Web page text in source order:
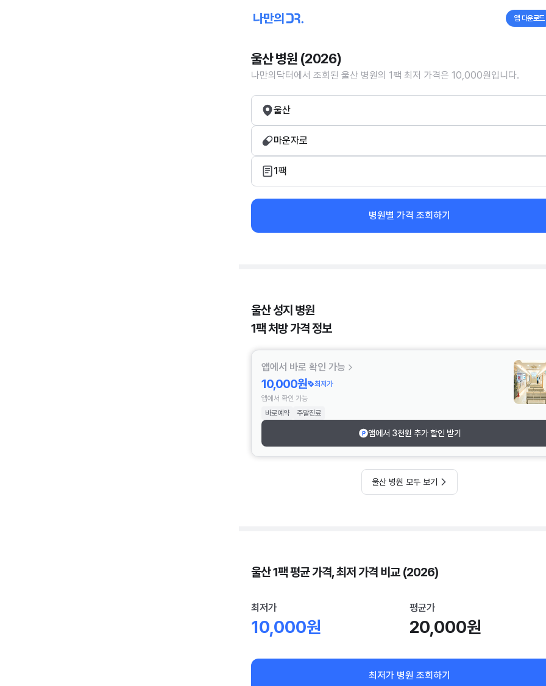
앱 다운로드
울산 병원 (2026)
나만의닥터에서 조회된 울산 병원의 1팩 최저 가격은 10,000원입니다.
울산
마운자로
1팩
병원별 가격 조회하기
울산 성지 병원
1팩 처방 가격 정보
앱에서 바로 확인 가능
10,000원
최저가
앱에서 확인 가능
바로예약
주말진료
앱에서 3천원 추가 할인 받기
울산 병원 모두 보기
울산 1팩 평균 가격, 최저 가격 비교 (2026)
최저가
10,000원
평균가
20,000원
최저가 병원 조회하기